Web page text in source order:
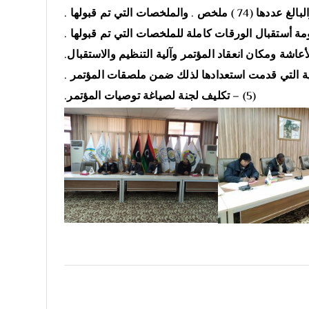
(5) – تكليف لجنة لصياغة توصيات المؤتمر.